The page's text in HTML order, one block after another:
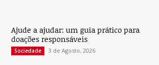
Ajude a ajudar: um guia prático para
doações responsáveis
Sociedade 3 de Agosto, 2026